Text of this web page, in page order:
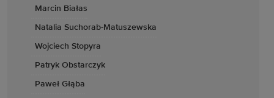
Marcin Białas
Natalia Suchorab-Matuszewska
Wojciech Stopyra
Patryk Obstarczyk
Paweł Głąba